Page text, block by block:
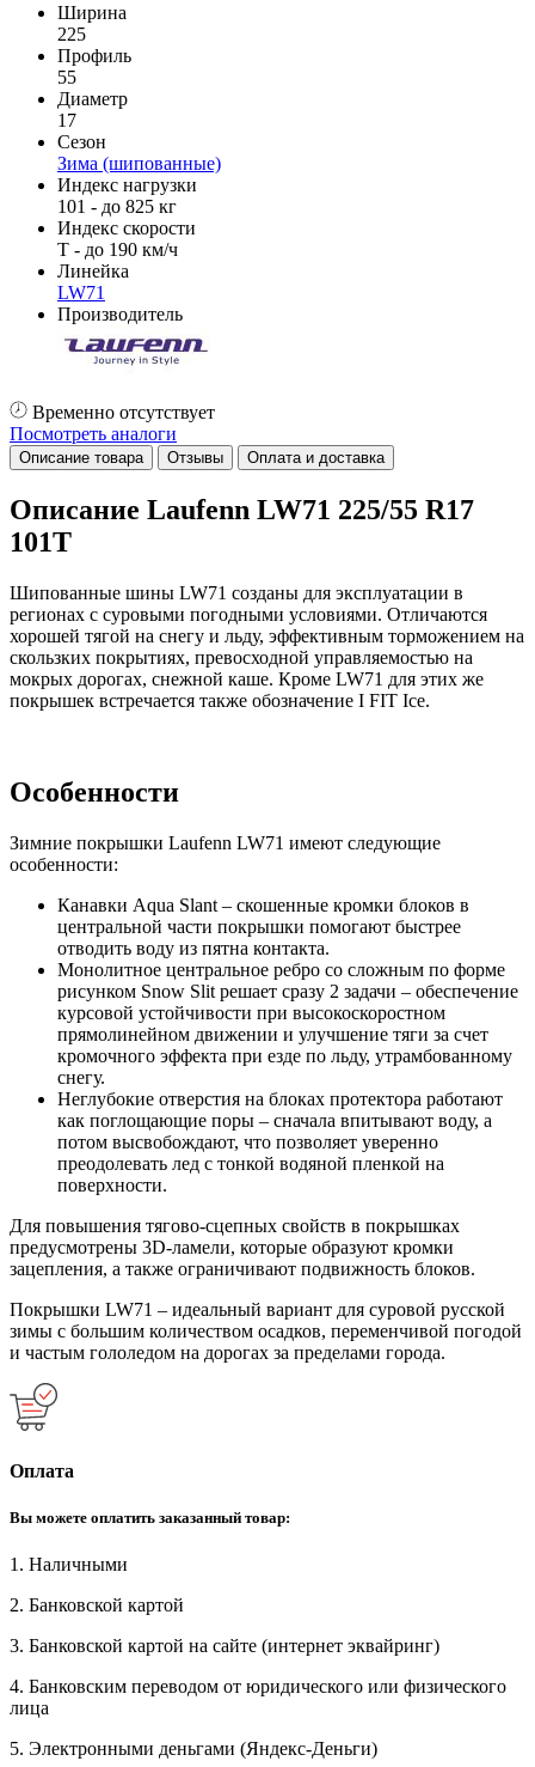
Ширина
225
Профиль
55
Диаметр
17
Сезон
Зима (шипованные)
Индекс нагрузки
101 - до 825 кг
Индекс скорости
T - до 190 км/ч
Линейка
LW71
Производитель
Временно отсутствует
Посмотреть аналоги
Описание товара Отзывы Оплата и доставка
Описание Laufenn LW71 225/55 R17
101T
Шипованные шины LW71 созданы для эксплуатации в
регионах с суровыми погодными условиями. Отличаются
хорошей тягой на снегу и льду, эффективным торможением на
скользких покрытиях, превосходной управляемостью на
мокрых дорогах, снежной каше. Кроме LW71 для этих же
покрышек встречается также обозначение I FIT Ice.
Особенности
Зимние покрышки Laufenn LW71 имеют следующие
особенности:
Канавки Aqua Slant – скошенные кромки блоков в
центральной части покрышки помогают быстрее
отводить воду из пятна контакта.
Монолитное центральное ребро со сложным по форме
рисунком Snow Slit решает сразу 2 задачи – обеспечение
курсовой устойчивости при высокоскоростном
прямолинейном движении и улучшение тяги за счет
кромочного эффекта при езде по льду, утрамбованному
снегу.
Неглубокие отверстия на блоках протектора работают
как поглощающие поры – сначала впитывают воду, а
потом высвобождают, что позволяет уверенно
преодолевать лед с тонкой водяной пленкой на
поверхности.
Для повышения тягово-сцепных свойств в покрышках
предусмотрены 3D-ламели, которые образуют кромки
зацепления, а также ограничивают подвижность блоков.
Покрышки LW71 – идеальный вариант для суровой русской
зимы с большим количеством осадков, переменчивой погодой
и частым гололедом на дорогах за пределами города.
Оплата
Вы можете оплатить заказанный товар:
1. Наличными
2. Банковской картой
3. Банковской картой на сайте (интернет эквайринг)
4. Банковским переводом от юридического или физического
лица
5. Электронными деньгами (Яндекс-Деньги)